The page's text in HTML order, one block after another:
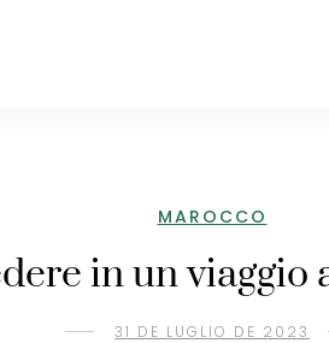
MAROCCO
in un viaggio
31 DE LUGLIO DE 2023